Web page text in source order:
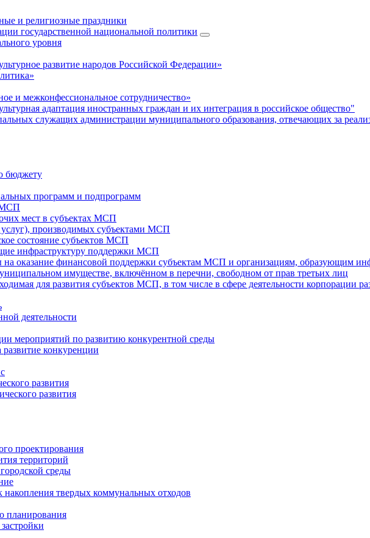
и религиозные праздники
государственной национальной политики
уровня
развитие народов Российской Федерации»
и межконфессиональное сотрудничество»
адаптация иностранных граждан и их интеграция в российское общество"
служащих администрации муниципального образования, отвечающих за
бюджету
программ и подпрограмм
МСП
мест в субъектах МСП
услуг), производимых субъектами МСП
состояние субъектов МСП
инфраструктуру поддержки МСП
оказание финансовой поддержки субъектам МСП и организациям, образующим
имуществе, включённом в перечни, свободном от прав третьих лиц
для развития субъектов МСП, в том числе в сфере деятельности корпорации
деятельности
мероприятий по развитию конкурентной среды
конкуренции
развития
развития
проектирования
территорий
среды
твердых коммунальных отходов
планирования